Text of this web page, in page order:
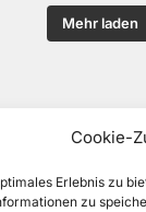
Cookie-
Erlebnis zu
zu
Mehr laden